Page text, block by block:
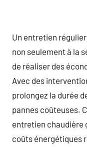
Un entretien
non seulement à la
de réaliser des
Avec des
prolongez la durée
pannes coûteuses.
entretien chaudière
coûts énergétiques